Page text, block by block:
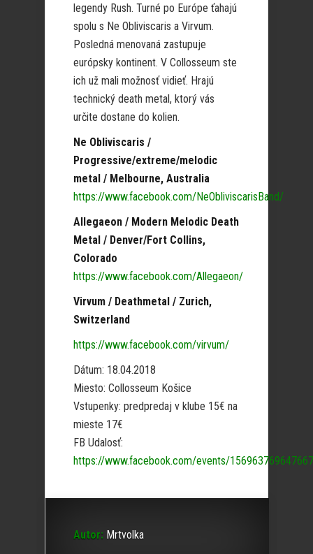
legendy Rush. Turné po Európe ťahajú
spolu s Ne Obliviscaris a Virvum.
Posledná menovaná zastupuje
európsky kontinent. V Collosseum ste
ich už mali možnosť vidieť. Hrajú
technický death metal, ktorý vás
určite dostane do kolien.
Ne Obliviscaris /
Progressive/extreme/melodic
metal / Melbourne, Australia
https://www.facebook.com/NeObliviscarisBand/
Allegaeon / Modern Melodic Death
Metal / Denver/Fort Collins,
Colorado
https://www.facebook.com/Allegaeon/
Virvum / Deathmetal / Zurich,
Switzerland
https://www.facebook.com/virvum/
Dátum: 18.04.2018
Miesto: Collosseum Košice
Vstupenky: predpredaj v klube 15€ na
mieste 17€
FB Udalosť:
https://www.facebook.com/events/
Autor: Mrtvolka